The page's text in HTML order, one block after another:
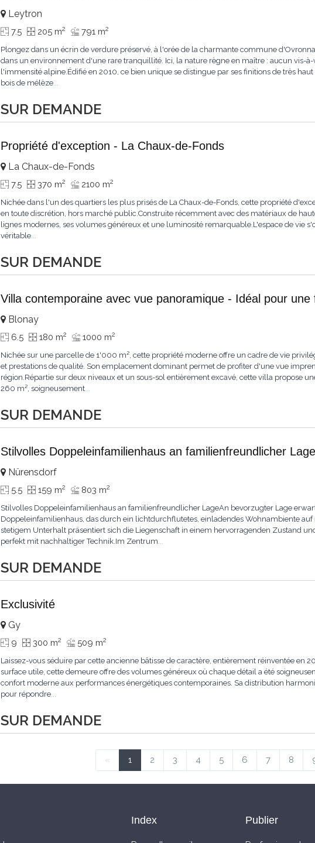
SUR DEMANDE
Leytron
7.5 205 m2 791 m2
Plongez dans un écrin de verdure préservé, à l'orée de la charmante commune
dans un environnement d'une rare tranquillité. Ici, la nature règne en maître : aucun vis-
l'immensité alpine.Édifié en 2010, ce bien unique se distingue par ses finitions de très
bois de mélèze...
Propriété d'exception - La Chaux-de-Fonds
SUR DEMANDE
La Chaux-de-Fonds
7.5 370 m2 2100 m2
Nichée dans l'un des quartiers les plus prisés de La Chaux-de-Fonds, cette propriété
en toute discrétion, hors marché public.Construite récemment avec des matériaux de
lignes modernes, ses volumes généreux et une luminosité remarquable.L'espace de vie
véritable...
Villa contemporaine avec vue panoramique - Idéal pour une
SUR DEMANDE
Blonay
6.5 180 m2 1000 m2
Nichée sur une parcelle de 1'000 m², cette propriété moderne offre un cadre de vie
et prestations de qualité. Son emplacement dominant permet de profiter d'une vue
région.Répartie sur deux niveaux et un sous-sol entièrement excavé, cette villa propose
260 m², soigneusement...
Stilvolles Doppeleinfamilienhaus an familienfreundlicher Lage
SUR DEMANDE
Nürensdorf
5.5 159 m2 803 m2
Stilvolles Doppeleinfamilienhaus an familienfreundlicher LageAn bevorzugter Lage
Doppeleinfamilienhaus, das durch ein lichtdurchflutetes, einladendes Wohnambiente auf
stetigem Unterhalt präsentiert sich die Liegenschaft in einem hervorragenden Zustand
perfekt mit nachhaltiger Technik.Im Zentrum...
Exclusivité
SUR DEMANDE
Gy
9 300 m2 509 m2
Laissez-vous séduire par cette ancienne bâtisse de caractère, entièrement réinventée en
surface utile, cette demeure offre des volumes généreux où chaque détail a été
confort moderne aux performances énergétiques contemporaines. Sa distribution
pour répondre...
« 1 2 3 4 5 6 7 8
Index Publier